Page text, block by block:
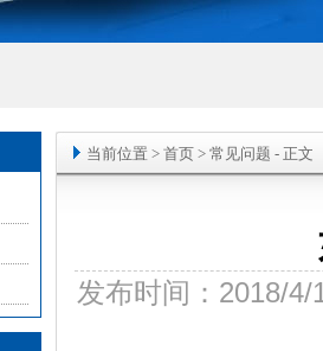
当前位置 > 首页 > 常见问题 - 正文
发布时间：2018/